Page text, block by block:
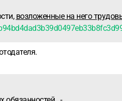
возложенные на него